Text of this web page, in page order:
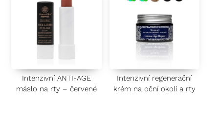
Intenzivní ANTI-AGE
máslo na rty – červené
Intenzivní regenerační
krém na oční okolí a rty